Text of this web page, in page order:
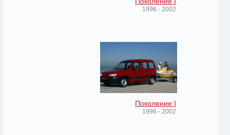
1996 - 2002
Поколение I
1996 - 2002